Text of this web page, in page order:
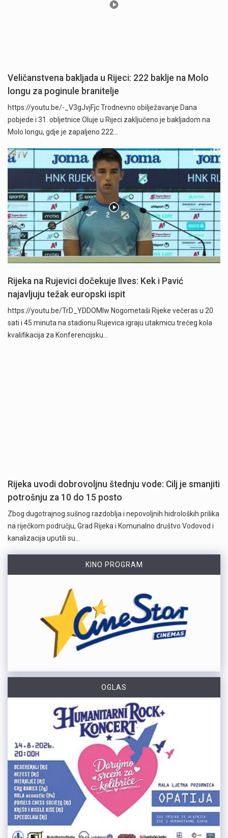
Veličanstvena bakljada u Rijeci: 222 baklje na Molo
longu za poginule branitelje
https://youtu.be/-_V3gJvjFjc Trodnevno obilježavanje Dana
pobjede i 31. obljetnice Oluje u Rijeci zaključeno je bakljadom na
Molo longu, gdje je zapaljeno 222…
Rijeka na Rujevici dočekuje Ilves: Kek i Pavić
najavljuju težak europski ispit
https://youtu.be/TrD_YDDOMIw Nogometaši Rijeke večeras u 20
sati i 45 minuta na stadionu Rujevica igraju utakmicu trećeg kola
kvalifikacija za Konferencijsku…
Rijeka uvodi dobrovoljnu štednju vode: Cilj je smanjiti
potrošnju za 10 do 15 posto
Zbog dugotrajnog sušnog razdoblja i nepovoljnih hidroloških prilika
na riječkom području, Grad Rijeka i Komunalno društvo Vodovod i
kanalizacija uputili su…
KINO PROGRAM
OGLAS